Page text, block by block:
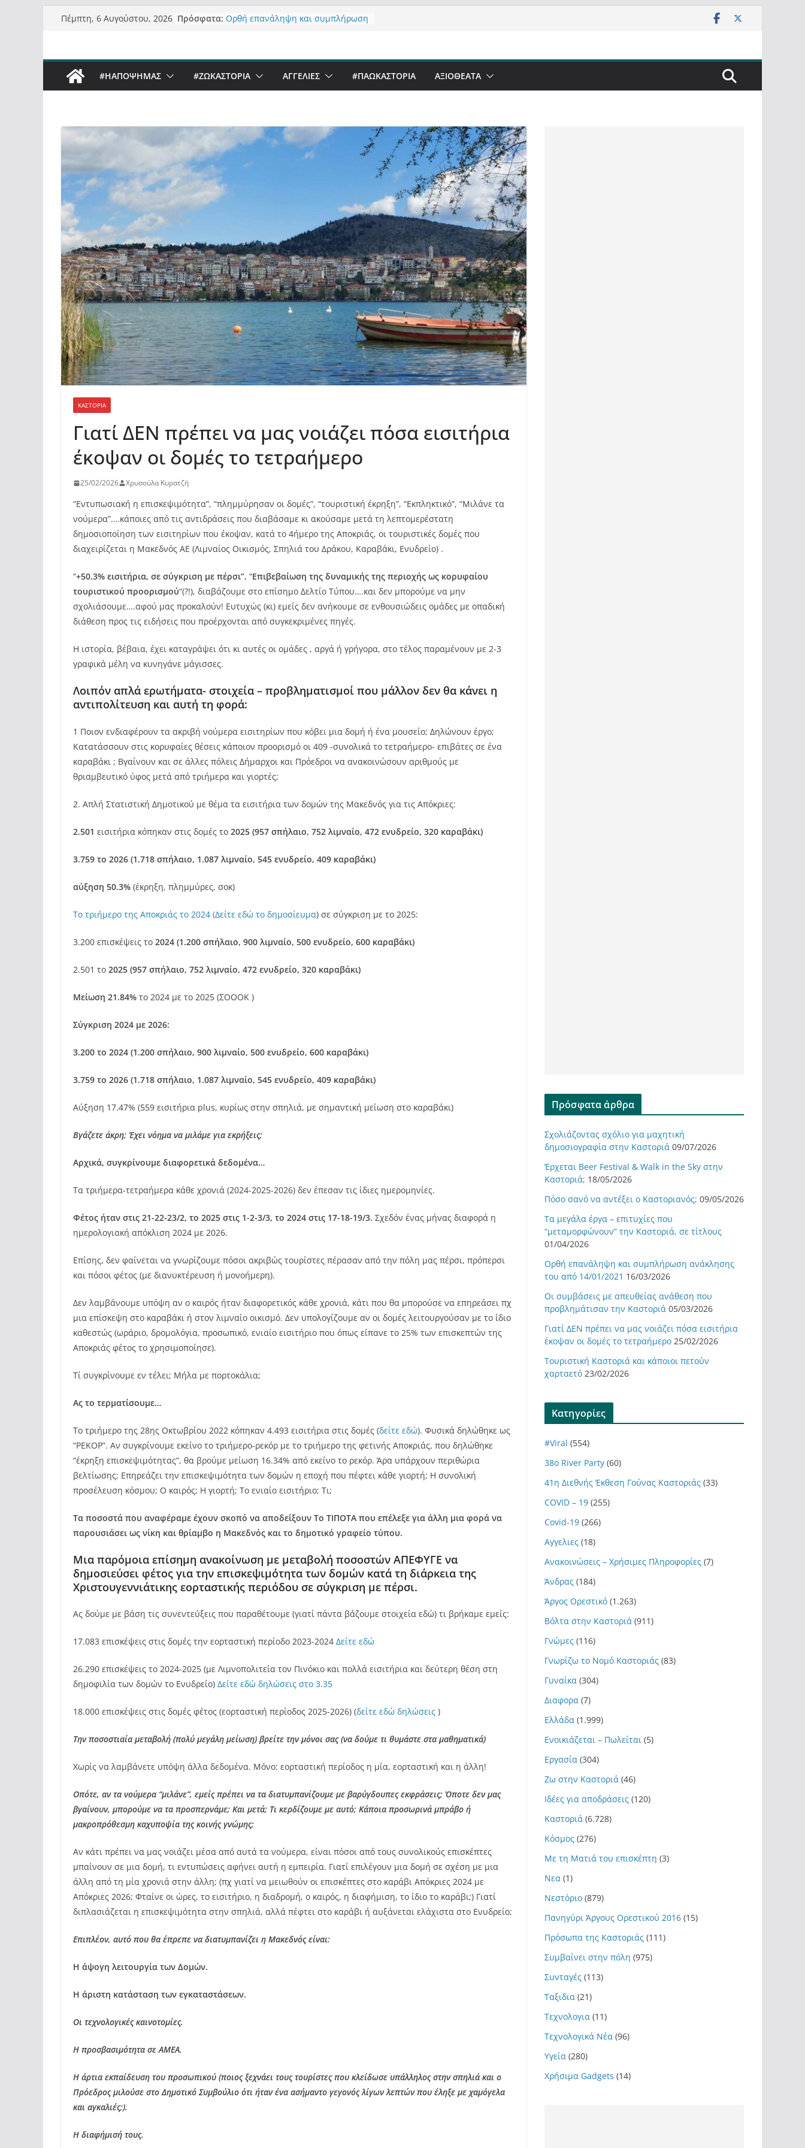
Μετάβαση
Πέμπτη, 6 Αυγούστου, 2026 Πρόσφατα: Ορθή επανάληψη και συμπλήρωση
Sky στην Καστοριά;
Πόσο σανό να αντέξει ο
“μεταμορφώνουν” την Καστοριά,
σε τίτλους
#ΗΑΠΟΨΗΜΑΣ #ZΩΚΑΣΤΟΡΙΑ ΑΓΓΕΛΙΕΣ #ΠΑΩΚΑΣΤΟΡΙΑ ΑΞΙΟΘΈΑΤΑ
ΚΑΣΤΟΡΙΆ
Γιατί ΔΕΝ πρέπει να μας νοιάζει πόσα εισιτήρια
έκοψαν οι δομές το τετραήμερο
25/02/2026 Χρυσούλα Κυρατζή
“Εντυπωσιακή η επισκεψιμότητα”, “πλημμύρησαν οι δομές”, “τουριστική έκρηξη”, “Εκπληκτικό”, “Μιλάνε τα
νούμερα”….κάποιες από τις αντιδράσεις που διαβάσαμε κι ακούσαμε μετά τη λεπτομερέστατη
δημοσιοποίηση των εισιτηρίων που έκοψαν, κατά το 4ήμερο της Αποκριάς, οι τουριστικές δομές που
διαχειρίζεται η Μακεδνός ΑΕ (Λιμναίος Οικισμός, Σπηλιά του Δράκου, Καραβάκι, Ενυδρείο) .
“+50.3% εισιτήρια, σε σύγκριση με πέρσι”. “Επιβεβαίωση της δυναμικής της περιοχής ως κορυφαίου
τουριστικού προορισμού“(?!), διαβάζουμε στο επίσημο Δελτίο Τύπου….και δεν μπορούμε να μην
σχολιάσουμε….αφού μας προκαλούν! Ευτυχώς (κι) εμείς δεν ανήκουμε σε ενθουσιώδεις ομάδες με οπαδική
διάθεση προς τις ειδήσεις που προέρχονται από συγκεκριμένες πηγές.
Η ιστορία, βέβαια, έχει καταγράψει ότι κι αυτές οι ομάδες , αργά ή γρήγορα, στο τέλος παραμένουν με 2-3
γραφικά μέλη να κυνηγάνε μάγισσες.
Λοιπόν απλά ερωτήματα- στοιχεία – προβληματισμοί που μάλλον δεν θα κάνει η
αντιπολίτευση και αυτή τη φορά:
1 Ποιον ενδιαφέρουν τα ακριβή νούμερα εισιτηρίων που κόβει μια δομή ή ένα μουσείο; Δηλώνουν έργο;
Κατατάσσουν στις κορυφαίες θέσεις κάποιον προορισμό οι 409 -συνολικά το τετραήμερο- επιβάτες σε ένα
καραβάκι ; Βγαίνουν και σε άλλες πόλεις Δήμαρχοι και Πρόεδροι να ανακοινώσουν αριθμούς με
θριαμβευτικό ύφος μετά από τριήμερα και γιορτές;
2. Απλή Στατιστική Δημοτικού με θέμα τα εισιτήρια των δομών της Μακεδνός για τις Απόκριες:
2.501 εισιτήρια κόπηκαν στις δομές το 2025 (957 σπήλαιο, 752 λιμναίο, 472 ενυδρείο, 320 καραβάκι)
3.759 το 2026 (1.718 σπήλαιο, 1.087 λιμναίο, 545 ενυδρείο, 409 καραβάκι)
αύξηση 50.3% (έκρηξη, πλημμύρες, σοκ)
To τριήμερο της Αποκριάς το 2024 (Δείτε εδώ το δημοσίευμα) σε σύγκριση με το 2025:
3.200 επισκέψεις το 2024 (1.200 σπήλαιο, 900 λιμναίο, 500 ενυδρείο, 600 καραβάκι)
2.501 το 2025 (957 σπήλαιο, 752 λιμναίο, 472 ενυδρείο, 320 καραβάκι)
Μείωση 21.84% το 2024 με το 2025 (ΣΟΟΟΚ )
Σύγκριση 2024 με 2026:
3.200 το 2024 (1.200 σπήλαιο, 900 λιμναίο, 500 ενυδρείο, 600 καραβάκι)
3.759 το 2026 (1.718 σπήλαιο, 1.087 λιμναίο, 545 ενυδρείο, 409 καραβάκι)
Αύξηση 17.47% (559 εισιτήρια plus, κυρίως στην σπηλιά, με σημαντική μείωση στο καραβάκι)
Βγάζετε άκρη; Έχει νόημα να μιλάμε για εκρήξεις;
Αρχικά, συγκρίνουμε διαφορετικά δεδομένα…
Τα τριήμερα-τετραήμερα κάθε χρονιά (2024-2025-2026) δεν έπεσαν τις ίδιες ημερομηνίες.
Φέτος ήταν στις 21-22-23/2, το 2025 στις 1-2-3/3, το 2024 στις 17-18-19/3. Σχεδόν ένας μήνας διαφορά η
ημερολογιακή απόκλιση 2024 με 2026.
Επίσης, δεν φαίνεται να γνωρίζουμε πόσοι ακριβώς τουρίστες πέρασαν από την πόλη μας πέρσι, πρόπερσι
και πόσοι φέτος (με διανυκτέρευση ή μονοήμερη).
Δεν λαμβάνουμε υπόψη αν ο καιρός ήταν διαφορετικός κάθε χρονιά, κάτι που θα μπορούσε να επηρεάσει πχ
μια επίσκεψη στο καραβάκι ή στον λιμναίο οικισμό. Δεν υπολογίζουμε αν οι δομές λειτουργούσαν με το ίδιο
καθεστώς (ωράριο, δρομολόγια, προσωπικό, ενιαίο εισιτήριο που όπως είπανε το 25% των επισκεπτών της
Αποκριάς φέτος το χρησιμοποίησε).
Τί συγκρίνουμε εν τέλει; Μήλα με πορτοκάλια;
Ας το τερματίσουμε…
Το τριήμερο της 28ης Οκτωβρίου 2022 κόπηκαν 4.493 εισιτήρια στις δομές (δείτε εδώ). Φυσικά δηλώθηκε ως
“ΡΕΚΟΡ”. Αν συγκρίνουμε εκείνο το τριήμερο-ρεκόρ με το τριήμερο της φετινής Αποκριάς, που δηλώθηκε
“έκρηξη επισκεψιμότητας”, θα βρούμε μείωση 16.34% από εκείνο το ρεκόρ. Άρα υπάρχουν περιθώρια
βελτίωσης; Επηρεάζει την επισκεψιμότητα των δομών η εποχή που πέφτει κάθε γιορτή; Η συνολική
προσέλευση κόσμου; Ο καιρός; Η γιορτή; Το ενιαίο εισιτήριο; Τι;
Τα ποσοστά που αναφέραμε έχουν σκοπό να αποδείξουν Το ΤΙΠΟΤΑ που επέλεξε για άλλη μια φορά να
παρουσιάσει ως νίκη και θρίαμβο η Μακεδνός και το δημοτικό γραφείο τύπου.
Μια παρόμοια επίσημη ανακοίνωση με μεταβολή ποσοστών ΑΠΕΦΥΓΕ να
δημοσιεύσει φέτος για την επισκεψιμότητα των δομών κατά τη διάρκεια της
Χριστουγεννιάτικης εορταστικής περιόδου σε σύγκριση με πέρσι.
Ας δούμε με βάση τις συνεντεύξεις που παραθέτουμε (γιατί πάντα βάζουμε στοιχεία εδώ) τι βρήκαμε εμείς:
17.083 επισκέψεις στις δομές την εορταστική περίοδο 2023-2024 Δείτε εδώ
26.290 επισκέψεις το 2024-2025 (με Λιμνοπολιτεία τον Πινόκιο και πολλά εισιτήρια και δεύτερη θέση στη
δημοφιλία των δομών το Ενυδρείο) Δείτε εδώ δηλώσεις στο 3.35
18.000 επισκέψεις στις δομές φέτος (εορταστική περίοδος 2025-2026) (δείτε εδώ δηλώσεις )
Την ποσοστιαία μεταβολή (πολύ μεγάλη μείωση) βρείτε την μόνοι σας (να δούμε τι θυμάστε στα μαθηματικά)
Χωρίς να λαμβάνετε υπόψη άλλα δεδομένα. Μόνο: εορταστική περίοδος η μία, εορταστική και η άλλη!
Οπότε, αν τα νούμερα “μιλάνε”, εμείς πρέπει να τα διατυμπανίζουμε με βαρύγδουπες εκφράσεις; Όποτε δεν μας
βγαίνουν, μπορούμε να τα προσπερνάμε; Και μετά; Τι κερδίζουμε με αυτό; Κάποια προσωρινά μπράβο ή
μακροπρόθεσμη καχυποψία της κοινής γνώμης;
Αν κάτι πρέπει να μας νοιάζει μέσα από αυτά τα νούμερα, είναι πόσοι από τους συνολικούς επισκέπτες
μπαίνουν σε μια δομή, τι εντυπώσεις αφήνει αυτή η εμπειρία. Γιατί επιλέγουν μια δομή σε σχέση με μια
άλλη από τη μία χρονιά στην άλλη; (πχ γιατί να μειωθούν οι επισκέπτες στο καράβι Απόκριες 2024 με
Απόκριες 2026; Φταίνε οι ώρες, το εισιτήριο, η διαδρομή, ο καιρός, η διαφήμιση, το ίδιο το καράβι;) Γιατί
διπλασιάζεται η επισκεψιμότητα στην σπηλιά, αλλά πέφτει στο καράβι ή αυξάνεται ελάχιστα στο Ενυδρείο;
Επιπλέον, αυτό που θα έπρεπε να διατυμπανίζει η Μακεδνός είναι:
Η άψογη λειτουργία των Δομών.
Η άριστη κατάσταση των εγκαταστάσεων.
Οι τεχνολογικές καινοτομίες.
Η προσβασιμότητα σε ΑΜΕΑ.
Η άρτια εκπαίδευση του προσωπικού (ποιος ξεχνάει τους τουρίστες που κλείδωσε υπάλληλος στην σπηλιά και ο
Πρόεδρος μιλούσε στο Δημοτικό Συμβούλιο ότι ήταν ένα ασήμαντο γεγονός λίγων λεπτών που έληξε με χαμόγελα
και αγκαλιές;).
Η διαφήμισή τους.
Πρόσφατα άρθρα
Σχολιάζοντας σχόλιο για μαχητική
δημοσιογραφία στην Καστοριά 09/07/2026
Έρχεται Beer Festival & Walk in the Sky στην
Καστοριά; 18/05/2026
Πόσο σανό να αντέξει ο Καστοριανός; 09/05/2026
Τα μεγάλα έργα – επιτυχίες που
“μεταμορφώνουν” την Καστοριά, σε τίτλους
01/04/2026
Ορθή επανάληψη και συμπλήρωση ανάκλησης
του από 14/01/2021 16/03/2026
Οι συμβάσεις με απευθείας ανάθεση που
προβλημάτισαν την Καστοριά 05/03/2026
Γιατί ΔΕΝ πρέπει να μας νοιάζει πόσα εισιτήρια
έκοψαν οι δομές το τετραήμερο 25/02/2026
Τουριστική Καστοριά και κάποιοι πετούν
χαρταετό 23/02/2026
Kατηγορίες
#Viral (554)
38ο River Party (60)
41η Διεθνής Έκθεση Γούνας Καστοριάς (33)
COVID – 19 (255)
Covid-19 (266)
Αγγελιες (18)
Ανακοινώσεις – Χρήσιμες Πληροφορίες (7)
Άνδρας (184)
Άργος Ορεστικό (1.263)
Βόλτα στην Καστοριά (911)
Γνώμες (116)
Γνωρίζω το Νομό Καστοριάς (83)
Γυναίκα (304)
Διαφορα (7)
Ελλάδα (1.999)
Ενοικιάζεται – Πωλείται (5)
Εργασία (304)
Ζω στην Καστοριά (46)
Ιδέες για αποδράσεις (120)
Καστοριά (6.728)
Κόσμος (276)
Με τη Ματιά του επισκέπτη (3)
Νεα (1)
Νεστόριο (879)
Πανηγύρι Άργους Ορεστικού 2016 (15)
Πρόσωπα της Καστοριάς (111)
Συμβαίνει στην πόλη (975)
Συνταγές (113)
Ταξιδια (21)
Τεχνολογια (11)
Τεχνολογικά Νέα (96)
Υγεία (280)
Χρήσιμα Gadgets (14)